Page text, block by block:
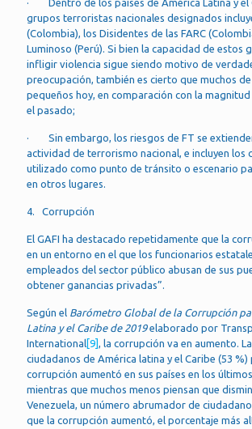
· Dentro de los países de América Latina y el
grupos terroristas nacionales designados
(Colombia), los Disidentes de las FARC
Luminoso (Perú). Si bien la capacidad de estos
infligir violencia sigue siendo motivo de
preocupación, también es cierto que muchos
pequeños hoy, en comparación con la
el pasado;
· Sin embargo, los riesgos de FT se
actividad de terrorismo nacional, e incluyen los
utilizado como punto de tránsito o escenario
en otros lugares.
4. Corrupción
El GAFI ha destacado repetidamente que la
en un entorno en el que los funcionarios
empleados del sector público abusan de sus
obtener ganancias privadas”.
Según el Barómetro Global de la Corrupción
Latina y el Caribe de 2019elaborado por
International[9], la corrupción va en aumento.
ciudadanos de América latina y el Caribe (53 %)
corrupción aumentó en sus países en los
mientras que muchos menos piensan que
Venezuela, un número abrumador de
que la corrupción aumentó, el porcentaje más